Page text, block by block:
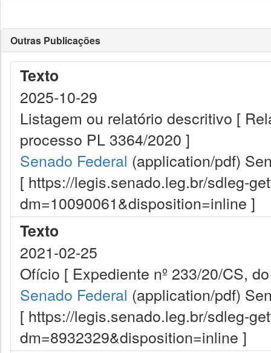
Outras Publicações
Texto
2025-10-29
Listagem ou relatório descritivo [
processo PL 3364/2020 ]
Senado Federal (application/pdf)
[ https://legis.senado.leg.br/sdleg-
dm=10090061&disposition=inline ]
Texto
2021-02-25
Ofício [ Expediente nº 233/20/CS,
Senado Federal (application/pdf)
[ https://legis.senado.leg.br/sdleg-
dm=8932329&disposition=inline ]